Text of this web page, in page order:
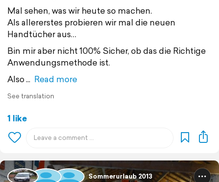
Mal sehen, was wir heute so machen.
Als allererstes probieren wir mal die neuen
Handtücher aus…
Bin mir aber nicht 100% Sicher, ob das die Richtige
Anwendungsmethode ist.
Also
Read more
See translation
1 like
Sommerurlaub 2013